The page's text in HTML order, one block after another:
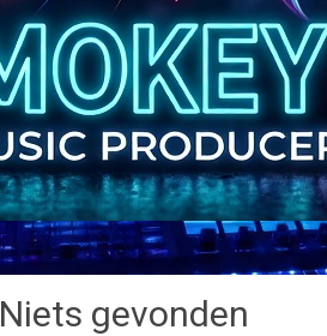
Niets gevonden